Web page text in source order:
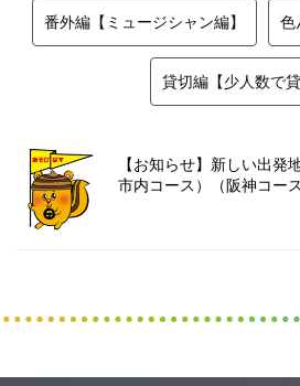
番外編【ミュージシャン編】 色
貸切編【少人数で貸
【お知らせ】新しい出発
市内コース）（阪神コース